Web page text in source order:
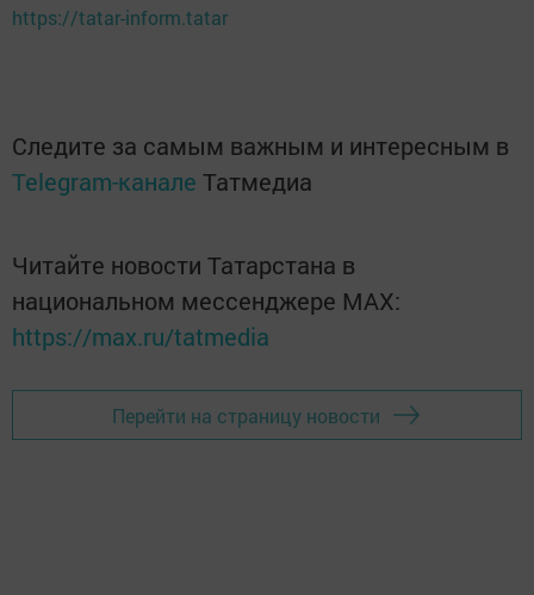
https://tatar-inform.tatar
Следите за самым важным и интересным в
Telegram-канале Татмедиа
Читайте новости Татарстана в
национальном мессенджере MАХ:
https://max.ru/tatmedia
Перейти на страницу новости